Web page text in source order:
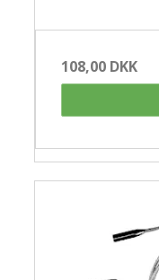
108,00 DKK